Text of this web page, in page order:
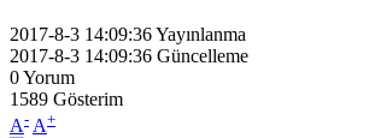
2017-8-3 14:09:36Yayınlanma
2017-8-3 14:09:36 Güncelleme
0Yorum
1589 Gösterim
A- A+